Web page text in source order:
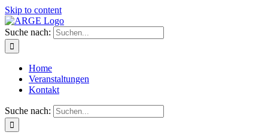
Skip to content
Suche nach:
Home
Veranstaltungen
Kontakt
Suche nach: